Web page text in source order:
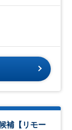
補【リモー